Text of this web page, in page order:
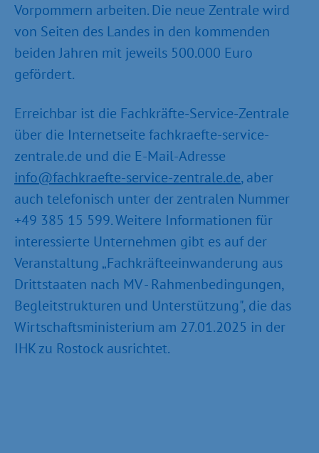
Vorpommern arbeiten. Die neue Zentrale wird
von Seiten des Landes in den kommenden
beiden Jahren mit jeweils 500.000 Euro
gefördert.
Erreichbar ist die Fachkräfte-Service-Zentrale
über die Internetseite fachkraefte-service-
zentrale.de und die E-Mail-Adresse
info@fachkraefte-service-zentrale.de, aber
auch telefonisch unter der zentralen Nummer
+49 385 15 599. Weitere Informationen für
interessierte Unternehmen gibt es auf der
Veranstaltung „Fachkräfteeinwanderung aus
Drittstaaten nach MV - Rahmenbedingungen,
Begleitstrukturen und Unterstützung", die das
Wirtschaftsministerium am 27.01.2025 in der
IHK zu Rostock ausrichtet.